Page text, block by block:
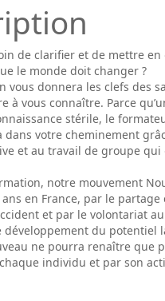
de clarifier et de mettre en
le monde doit changer ?
vous donnera les clefs des
à vous connaître. Parce
stérile, le
dans votre cheminement
et au travail de groupe qui
notre mouvement
en France, par le partage
et par le volontariat
développement du potentiel
ne pourra renaître que
individu et par son